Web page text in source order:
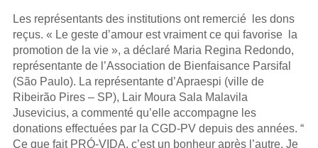
Les représentants des institutions ont remercié les dons
reçus. « Le geste d’amour est vraiment ce qui favorise la
promotion de la vie », a déclaré Maria Regina Redondo,
représentante de l’Association de Bienfaisance Parsifal
(São Paulo). La représentante d’Apraespi (ville de
Ribeirão Pires – SP), Lair Moura Sala Malavila
Jusevicius, a commenté qu’elle accompagne les
donations effectuées par la CGD-PV depuis des années. “
Ce que fait PRÓ-VIDA, c’est un bonheur après l’autre. Je